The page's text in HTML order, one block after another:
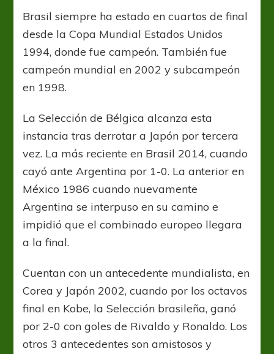
Brasil siempre ha estado en cuartos de final
desde la Copa Mundial Estados Unidos
1994, donde fue campeón. También fue
campeón mundial en 2002 y subcampeón
en 1998.
La Selección de Bélgica alcanza esta
instancia tras derrotar a Japón por tercera
vez. La más reciente en Brasil 2014, cuando
cayó ante Argentina por 1-0. La anterior en
México 1986 cuando nuevamente
Argentina se interpuso en su camino e
impidió que el combinado europeo llegara
a la final.
Cuentan con un antecedente mundialista, en
Corea y Japón 2002, cuando por los octavos
final en Kobe, la Selección brasileña, ganó
por 2-0 con goles de Rivaldo y Ronaldo. Los
otros 3 antecedentes son amistosos y